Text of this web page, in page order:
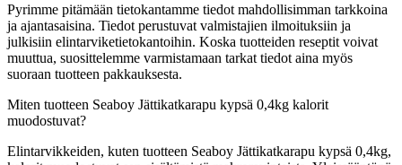
Pyrimme pitämään tietokantamme tiedot mahdollisimman tarkkoina
ja ajantasaisina. Tiedot perustuvat valmistajien ilmoituksiin ja
julkisiin elintarviketietokantoihin. Koska tuotteiden reseptit voivat
muuttua, suosittelemme varmistamaan tarkat tiedot aina myös
suoraan tuotteen pakkauksesta.
Miten tuotteen Seaboy Jättikatkarapu kypsä 0,4kg kalorit
muodostuvat?
Elintarvikkeiden, kuten tuotteen Seaboy Jättikatkarapu kypsä 0,4kg,